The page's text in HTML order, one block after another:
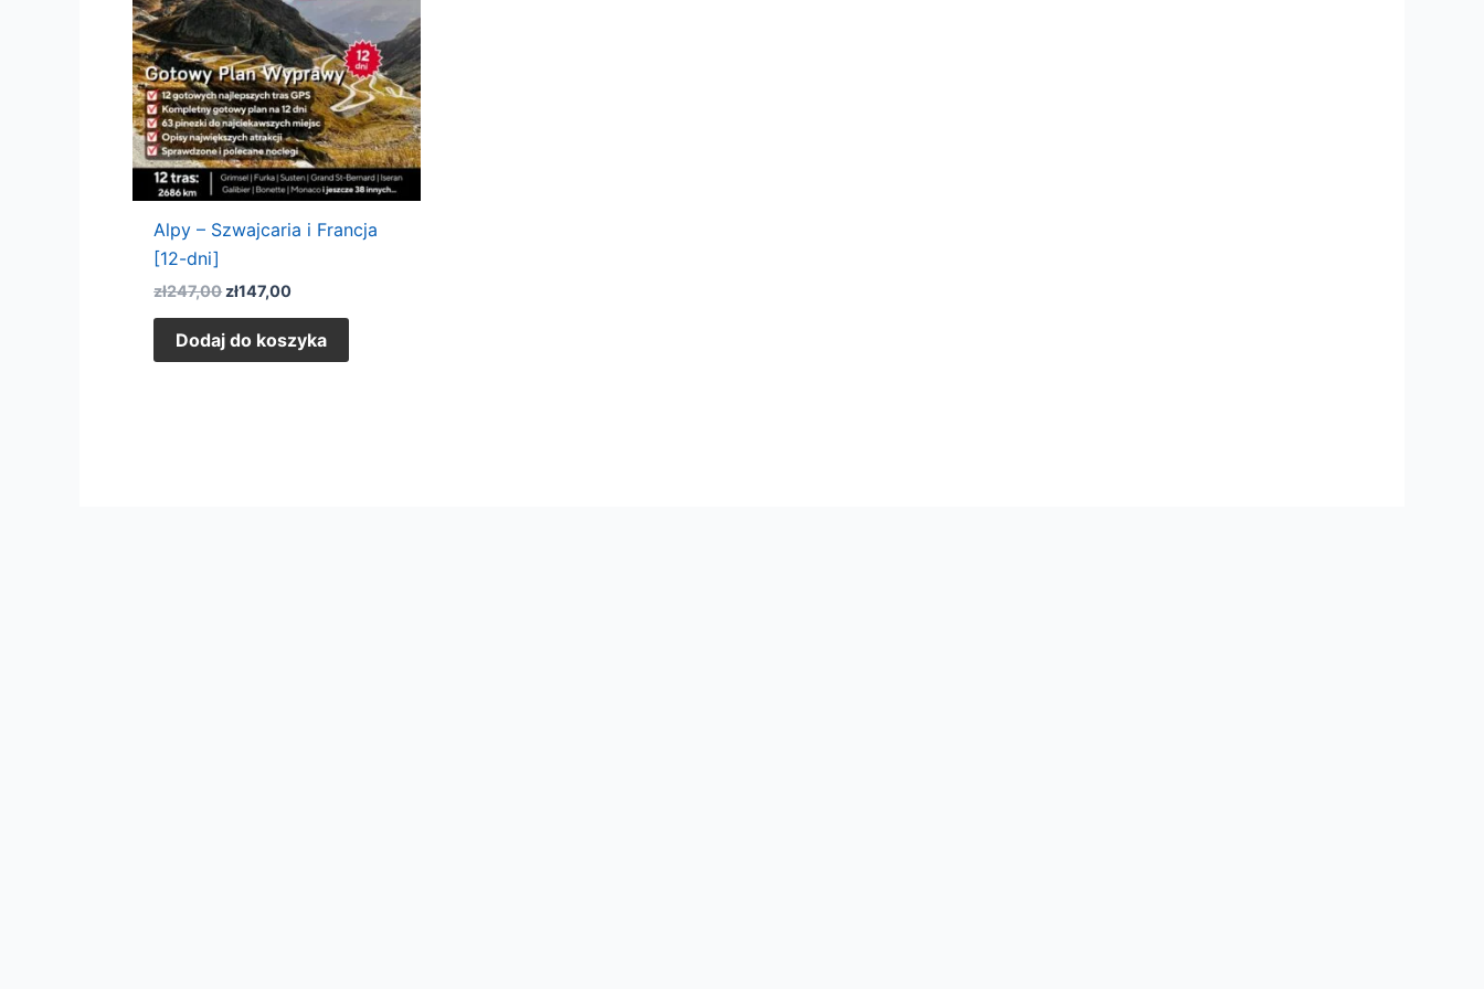
Alpy – Szwajcaria i Francja
[12-dni]
zł247,00 zł147,00
Dodaj do koszyka